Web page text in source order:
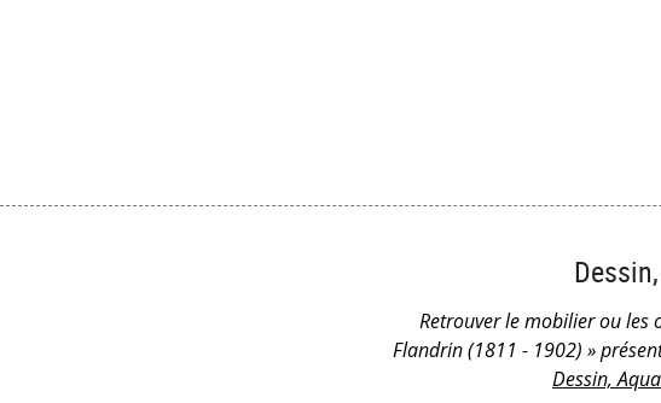
Retrouver le mobilier ou les
Flandrin (1811 - 1902) »
Dessin,